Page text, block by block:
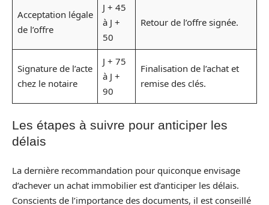
Acceptation légale
de l’offre
J + 45
à J +
50
Retour de l’offre signée.
Signature de l’acte
chez le notaire
J + 75
à J +
90
Finalisation de l’achat et
remise des clés.
Les étapes à suivre pour anticiper les
délais
La dernière recommandation pour quiconque envisage
d’achever un achat immobilier est d’anticiper les délais.
Conscients de l’importance des documents, il est conseillé